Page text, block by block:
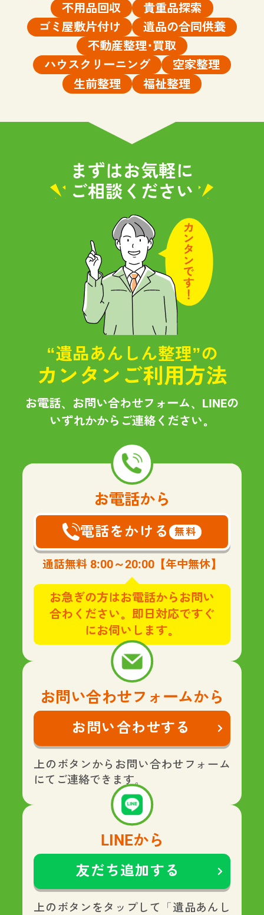
不用品回収
貴重品探索
ゴミ屋敷片付け
遺品の合同供養
不動産整理･買取
ハウスクリーニング
空家整理
生前整理
福祉整理
まずはお気軽に
ご相談ください
“遺品あんしん整理”の
カンタンご利用方法
お電話、お問い合わせフォーム、LINEの
いずれかからご連絡ください。
お電話から
電話をかける 無料
通話無料 8:00～20:00 【年中無休】
お急ぎの方はお電話からお問い
合わください。即日対応ですぐ
にお伺いします。
お問い合わせフォームから
お問い合わせする
上のボタンからお問い合わせフォーム
にてご連絡できます。
LINEから
友だち追加する
上のボタンをタップして「遺品あんし